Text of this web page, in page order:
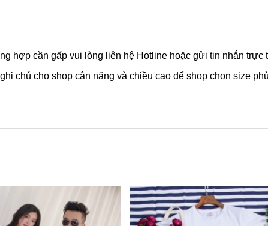
hợp cần gấp vui lòng liên hệ Hotline hoặc gửi tin nhắn trực
chú cho shop cân nặng và chiều cao để shop chọn size